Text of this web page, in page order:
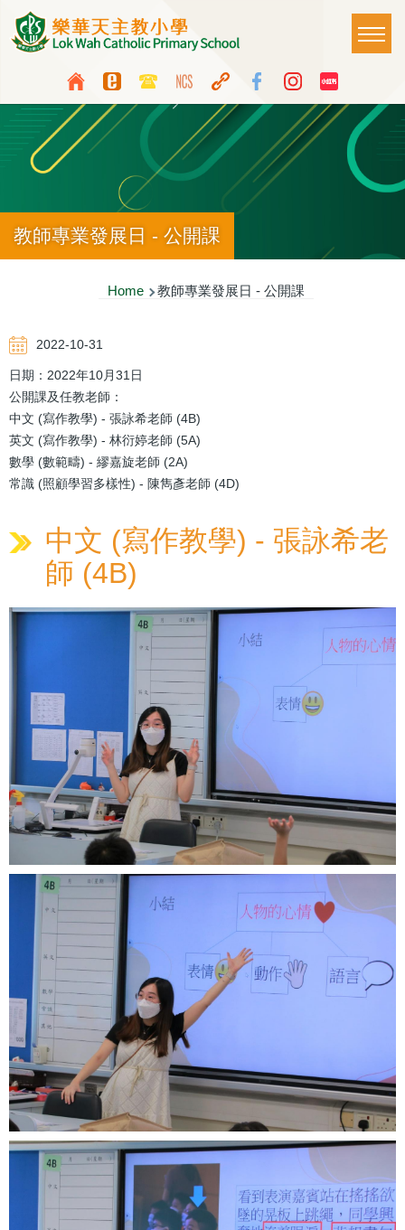
Skip to main content
Top
Media
Icon
Button
Language
switcher
Main
教師專業發展日 - 公開課
Breadcrumb
Home 教師專業發展日 - 公開課
2022-10-31
日期：2022年10月31日
公開課及任教老師：
中文 (寫作教學) - 張詠希老師 (4B)
英文 (寫作教學) - 林衍婷老師 (5A)
數學 (數範疇) - 繆嘉旋老師 (2A)
常識 (照顧學習多樣性) - 陳雋彥老師 (4D)
中文 (寫作教學) - 張詠希老
師 (4B)